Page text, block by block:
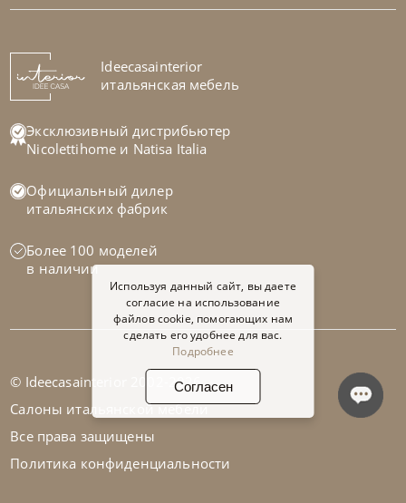
Столик кофейный Brigitte
На заказ 45-90 дн
31 159 ₽
Tomasella
Столик кофейный Caruso
45-90 дн
Ideecasainterior
итальянская мебель
Эксклюзивный дистрибьютер
Nicolettihome и Natisa Italia
Официальный дилер
итальянских фабрик
Более 100 моделей
в наличии
© Ideecasainterior 2002-2026
Салоны итальянской мебели
Все права защищены
Политика конфиденциальности
Используя данный сайт, вы даете
согласие на использование
файлов cookie, помогающих нам
сделать его удобнее для вас.
Подробнее
Согласен